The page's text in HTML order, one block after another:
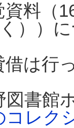
資料（
））
借は行
書館
コレク